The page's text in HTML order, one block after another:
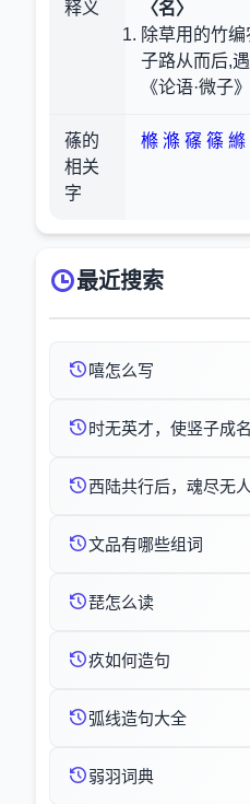
释义
〈名〉
除草用的竹编
子路从而后,
《论语·微子》
蓧的
相关
字
樤 滌 窱 篠 縧
最近搜索
嘻怎么写
时无英才，使竖子成
西陆共行后，魂尽无
文品有哪些组词
琵怎么读
疚如何造句
弧线造句大全
弱羽词典